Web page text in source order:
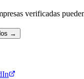
verificadas
→